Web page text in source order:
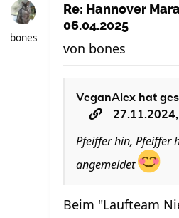
bones
Re: Hannover
06.04.2025
von bones
VeganAlex hat
Pfeiffer hin, Pfeiffer
angemeldet
Beim "Laufteam